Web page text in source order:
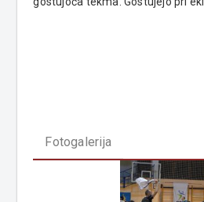
Fotogalerija